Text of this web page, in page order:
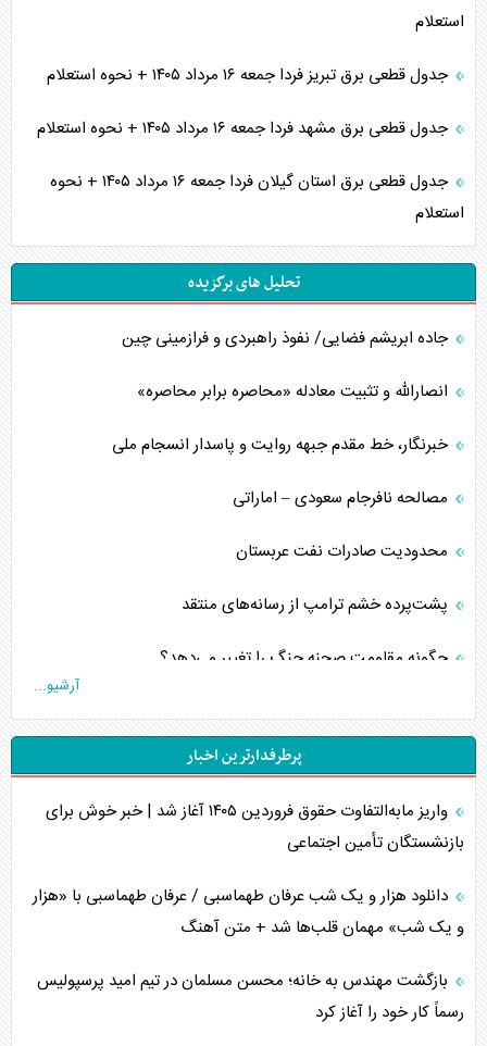
استعلام
جدول قطعی برق تبریز فردا جمعه ۱۶ مرداد ۱۴۰۵ + نحوه استعلام
جدول قطعی برق مشهد فردا جمعه ۱۶ مرداد ۱۴۰۵ + نحوه استعلام
جدول قطعی برق استان گیلان فردا جمعه ۱۶ مرداد ۱۴۰۵ + نحوه
استعلام
تحلیل های برگزیده
جاده ابریشم فضایی/ نفوذ راهبردی و فرازمینی چین
انصارالله و تثبیت معادله «محاصره برابر محاصره»
خبرنگار، خط مقدم جبهه روایت و پاسدار انسجام ملی
مصالحه نافرجام سعودی – اماراتی
محدودیت صادرات نفت عربستان
پشت‌پرده خشم ترامپ از رسانه‌های منتقد
چگونه مقاومت صحنه جنگ را تغییر می‌دهد؟
تحلیل جامع پدیده تراستی‌ها
تأثیر جنگ ایران و آمریکا بر اقتصاد جهانی
اربعین، کابوس مشترک تل‌آویو-واشنگتن
برنامه هفتم توسعه در نقطه کور سیاستگذاری
کنوانسیون دریای خزر در راستای منافع ملی است؟
آرشیو...
پرطرفدارترین اخبار
واریز مابه‌التفاوت حقوق فروردین ۱۴۰۵ آغاز شد | خبر خوش برای
بازنشستگان تأمین اجتماعی
دانلود هزار و یک شب عرفان طهماسبی / عرفان طهماسبی با «هزار
و یک شب» مهمان قلب‌ها شد + متن آهنگ
بازگشت مهندس به خانه؛ محسن مسلمان در تیم امید پرسپولیس
رسماً کار خود را آغاز کرد